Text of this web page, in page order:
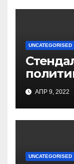
UNCATEGORISED
гении
АПР 9, 2022
UNCATEGORISED